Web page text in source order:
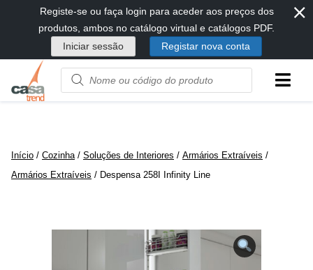
diretamente
conteúdo
Registe-se ou faça login para aceder aos preços dos
produtos, ambos no catálogo virtual e catálogos PDF.
Iniciar sessão
Registar nova conta
⨯
Product
name
Início / Cozinha / Soluções de Interiores / Armários Extraíveis /
Armários Extraíveis / Despensa 258I Infinity Line